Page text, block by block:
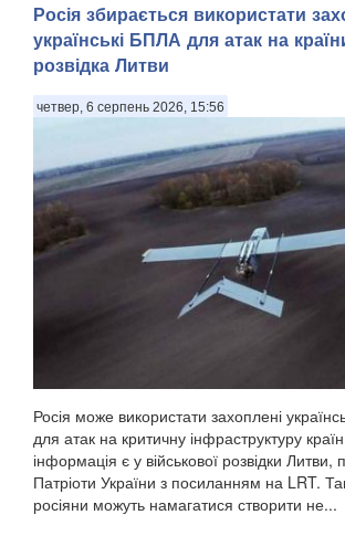
Росія збирається використати
українські БПЛА для атак на
розвідка Литви
четвер, 6 серпень 2026, 15:56
Росія може використати захоплені
для атак на критичну інфраструктуру
інформація є у військової розвідки
Патріоти України з посиланням на LRT.
росіяни можуть намагатися створити не...